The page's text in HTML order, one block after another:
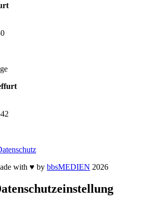
with ♥ by bbsMEDIEN 2026